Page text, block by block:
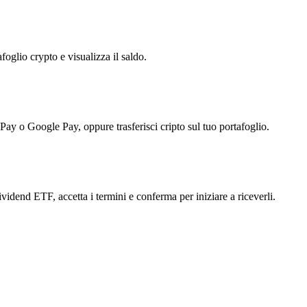
crypto e visualizza il saldo.
o Google Pay, oppure trasferisci cripto sul tuo portafoglio.
ETF, accetta i termini e conferma per iniziare a riceverli.